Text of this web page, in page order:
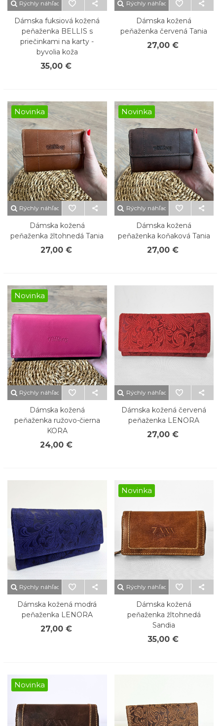
Rýchly náhľad
Dámska fuksiová kožená
peňaženka BELLIS s
priečinkami na karty -
byvolia koža
35,00 €
Rýchly náhľad
Dámska kožená
peňaženka červená Tania
27,00 €
Novinka
Rýchly náhľad
Dámska kožená
peňaženka žltohnedá Tania
27,00 €
Novinka
Rýchly náhľad
Dámska kožená
peňaženka koňaková Tania
27,00 €
Novinka
Rýchly náhľad
Dámska kožená
peňaženka ružovo-čierna
KORA
24,00 €
Rýchly náhľad
Dámska kožená červená
peňaženka LENORA
27,00 €
Rýchly náhľad
Dámska kožená modrá
peňaženka LENORA
27,00 €
Novinka
Rýchly náhľad
Dámska kožená
peňaženka žltohnedá
Sandia
35,00 €
Novinka